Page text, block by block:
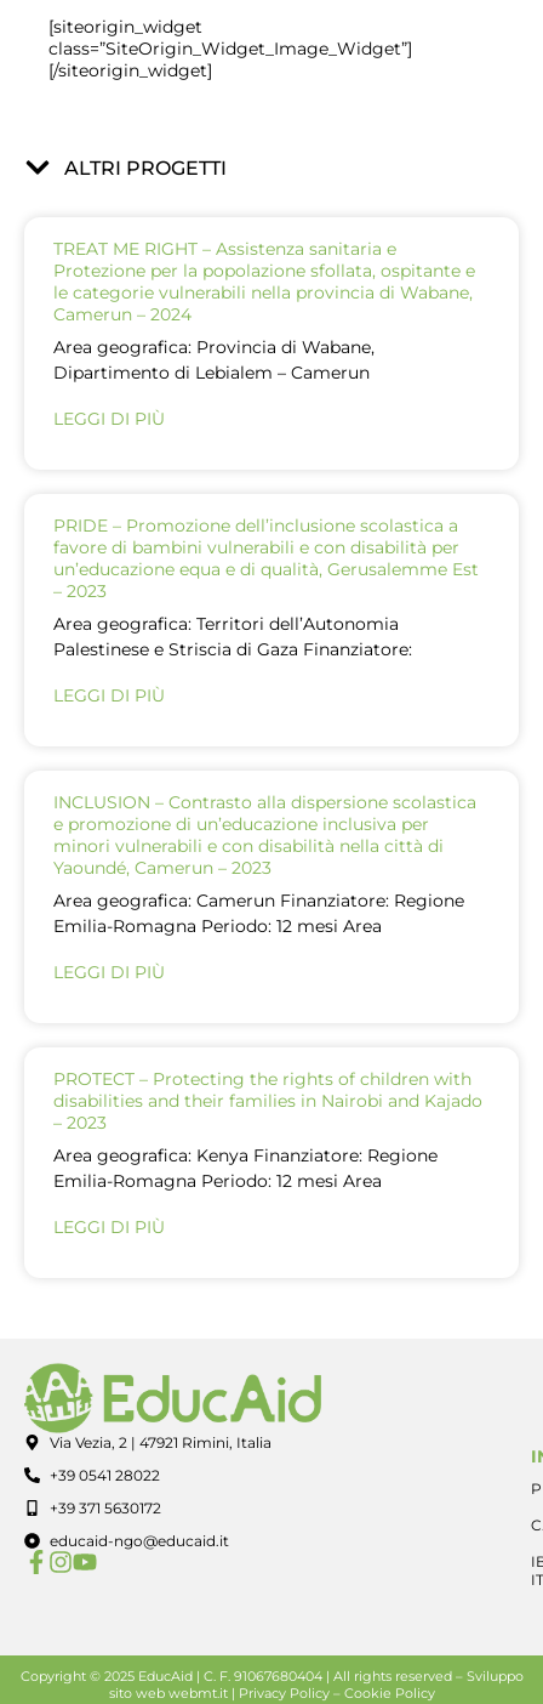
[siteorigin_widget
class=”SiteOrigin_Widget_Image_Widget”]
[/siteorigin_widget]
ALTRI PROGETTI
TREAT ME RIGHT – Assistenza sanitaria e
Protezione per la popolazione sfollata, ospitante e
le categorie vulnerabili nella provincia di Wabane,
Camerun – 2024
Area geografica: Provincia di Wabane,
Dipartimento di Lebialem – Camerun
LEGGI DI PIÙ
PRIDE – Promozione dell’inclusione scolastica a
favore di bambini vulnerabili e con disabilità per
un’educazione equa e di qualità, Gerusalemme Est
– 2023
Area geografica: Territori dell’Autonomia
Palestinese e Striscia di Gaza Finanziatore:
LEGGI DI PIÙ
INCLUSION – Contrasto alla dispersione scolastica
e promozione di un’educazione inclusiva per
minori vulnerabili e con disabilità nella città di
Yaoundé, Camerun – 2023
Area geografica: Camerun Finanziatore: Regione
Emilia-Romagna Periodo: 12 mesi Area
LEGGI DI PIÙ
PROTECT – Protecting the rights of children with
disabilities and their families in Nairobi and Kajado
– 2023
Area geografica: Kenya Finanziatore: Regione
Emilia-Romagna Periodo: 12 mesi Area
LEGGI DI PIÙ
Via Vezia, 2 | 47921 Rimini, Italia
+39 0541 28022
+39 371 5630172
educaid-ngo@educaid.it
Copyright © 2025 EducAid | C. F. 91067680404 | All rights reserved – Sviluppo
sito webwebmt.it | Privacy Policy– Cookie Policy